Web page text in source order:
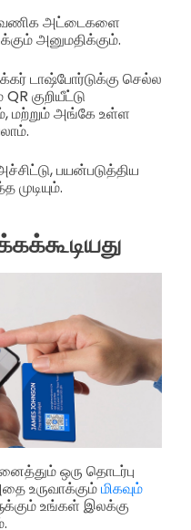
வணிக அட்டைகளை
அனுமதிக்கும்.
டாஷ்போர்டுக்கு செல்ல
QR குறியீட்டு
மற்றும் அங்கே உள்ள
பயன்படுத்திய
முடியும்.
ஒரு தொடர்பு
உருவாக்கும்மிகவும்
உங்கள் இலக்கு